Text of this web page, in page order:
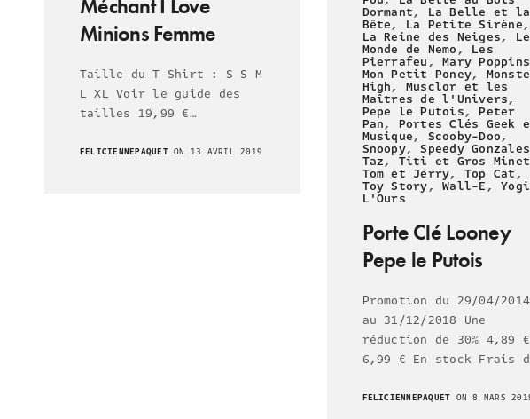
Méchant I Love
Minions Femme
Taille du T-Shirt : S S M
L XL Voir le guide des
tailles 19,99 €…
FELICIENNEPAQUETON 13 AVRIL 2019
Dormant, La Belle et la
Bête, La Petite Sirène,
La Reine des Neiges, Le
Monde de Nemo, Les
Pierrafeu,Mary Poppins
Mon Petit Poney,
High, Musclor et les
Maîtres de l'Univers,
Pepe le Putois,Peter
Pan, Portes Clés Geek
Musique, Scooby-Doo,
Snoopy,Speedy Gonzales
Taz, Titi et Gros Minet
Tom et Jerry, Top Cat,
Toy Story,Wall-E,Yogi
L'Ours
Porte Clé Looney
Pepe le Putois
Promotion du 29/04/2014
au 31/12/2018 Une
réduction de 30% 4,89 €
6,99 € En stock Frais
FELICIENNEPAQUET ON 8 MARS